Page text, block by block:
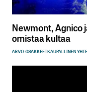
Newmont, Agnico
omistaa kultaa
ARVO-OSAKKEETKAUPALLINEN